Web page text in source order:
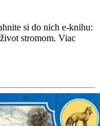
si do nich e-knihu:
stromom. Viac